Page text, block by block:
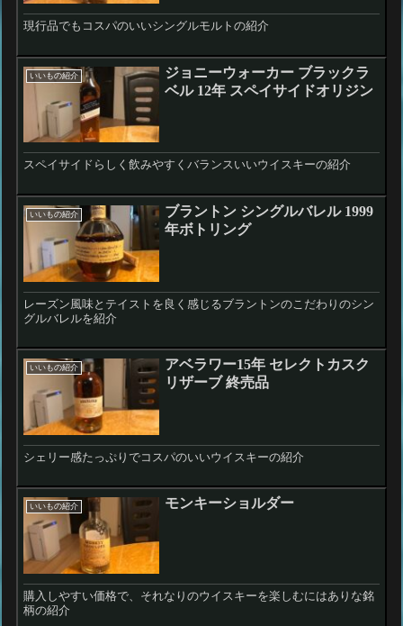
現行品でもコスパのいいシングルモルトの紹介
いいもの紹介
ジョニーウォーカー ブラックラ
ベル 12年 スペイサイドオリジン
スペイサイドらしく飲みやすくバランスいいウイスキーの紹介
いいもの紹介
ブラントン シングルバレル 1999
年ボトリング
レーズン風味とテイストを良く感じるブラントンのこだわりのシン
グルバレルを紹介
いいもの紹介
アベラワー15年 セレクトカスク
リザーブ 終売品
シェリー感たっぷりでコスパのいいウイスキーの紹介
いいもの紹介 モンキーショルダー
購入しやすい価格で、それなりのウイスキーを楽しむにはありな銘
柄の紹介